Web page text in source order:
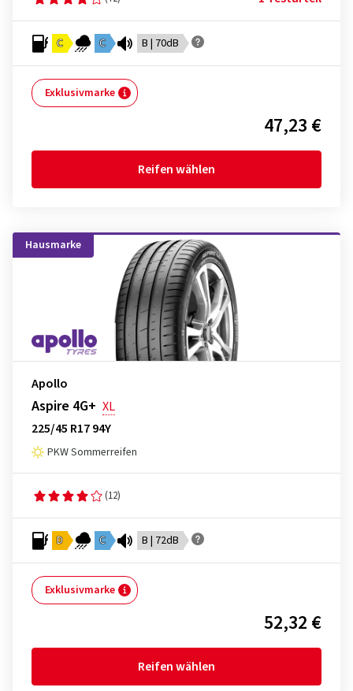
C C B | 70dB
Exklusivmarke
47,23 €
Reifen wählen
Hausmarke
Apollo
Aspire 4G+ XL
225/45 R17 94Y
PKW Sommerreifen
(12)
D C B | 72dB
Exklusivmarke
52,32 €
Reifen wählen